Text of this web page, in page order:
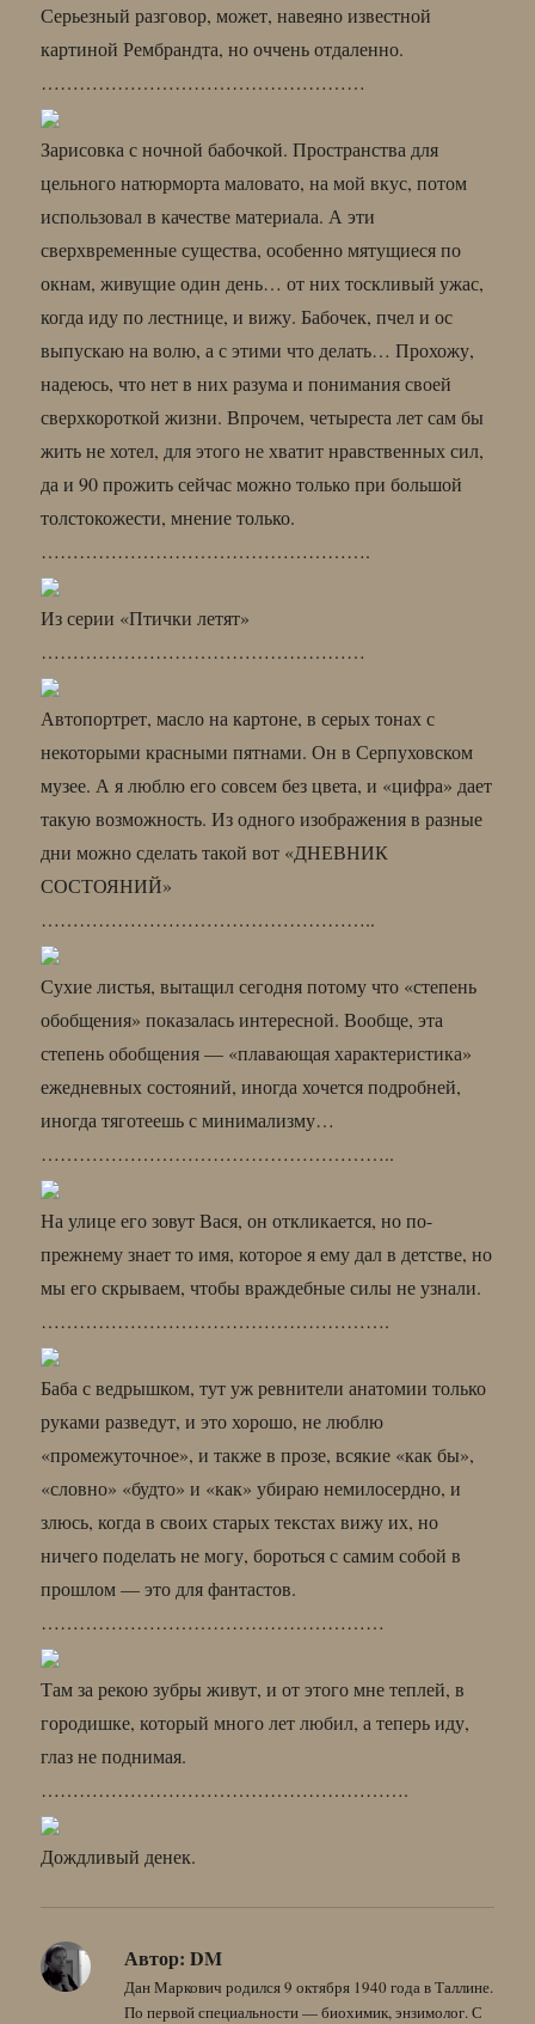
Серьезный разговор, может, навеяно известной
картиной Рембрандта, но оччень отдаленно.
……………………………………………
Зарисовка с ночной бабочкой. Пространства для
цельного натюрморта маловато, на мой вкус, потом
использовал в качестве материала. А эти
сверхвременные существа, особенно мятущиеся по
окнам, живущие один день… от них тоскливый ужас,
когда иду по лестнице, и вижу. Бабочек, пчел и ос
выпускаю на волю, а с этими что делать… Прохожу,
надеюсь, что нет в них разума и понимания своей
сверхкороткой жизни. Впрочем, четыреста лет сам бы
жить не хотел, для этого не хватит нравственных сил,
да и 90 прожить сейчас можно только при большой
толстокожести, мнение только.
…………………………………………….
Из серии «Птички летят»
……………………………………………
Автопортрет, масло на картоне, в серых тонах с
некоторыми красными пятнами. Он в Серпуховском
музее. А я люблю его совсем без цвета, и «цифра» дает
такую возможность. Из одного изображения в разные
дни можно сделать такой вот «ДНЕВНИК
СОСТОЯНИЙ»
……………………………………………..
Сухие листья, вытащил сегодня потому что «степень
обобщения» показалась интересной. Вообще, эта
степень обобщения — «плавающая характеристика»
ежедневных состояний, иногда хочется подробней,
иногда тяготеешь с минимализму…
………………………………………………..
На улице его зовут Вася, он откликается, но по-
прежнему знает то имя, которое я ему дал в детстве, но
мы его скрываем, чтобы враждебные силы не узнали.
……………………………………………….
Баба с ведрышком, тут уж ревнители анатомии только
руками разведут, и это хорошо, не люблю
«промежуточное», и также в прозе, всякие «как бы»,
«словно» «будто» и «как» убираю немилосердно, и
злюсь, когда в своих старых текстах вижу их, но
ничего поделать не могу, бороться с самим собой в
прошлом — это для фантастов.
………………………………………………
Там за рекою зубры живут, и от этого мне теплей, в
городишке, который много лет любил, а теперь иду,
глаз не поднимая.
………………………………………………….
Дождливый денек.
Автор: DM
Дан Маркович родился 9 октября 1940 года в Таллине.
По первой специальности — биохимик, энзимолог. С